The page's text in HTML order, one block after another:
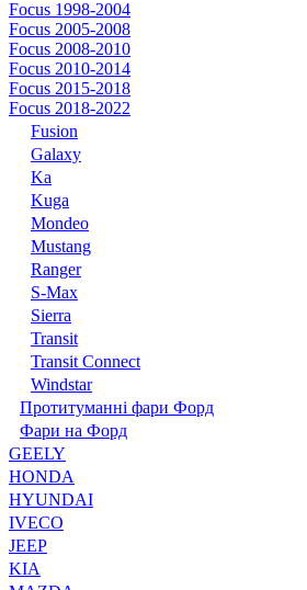
Focus 1998-2004
Focus 2005-2008
Focus 2008-2010
Focus 2010-2014
Focus 2015-2018
Focus 2018-2022
Fusion
Galaxy
Ka
Kuga
Mondeo
Mustang
Ranger
S-Max
Sierra
Transit
Transit Connect
Windstar
Протитуманні фари Форд
Фари на Форд
GEELY
HONDA
HYUNDAI
IVECO
JEEP
KIA